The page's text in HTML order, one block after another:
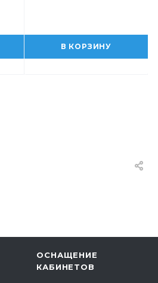
В КОРЗИНУ
ОСНАЩЕНИЕ
КАБИНЕТОВ